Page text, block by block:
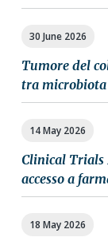
30 June 2026
Tumore del
tra
14 May 2026
Clinical Trials
accesso a
18 May 2026